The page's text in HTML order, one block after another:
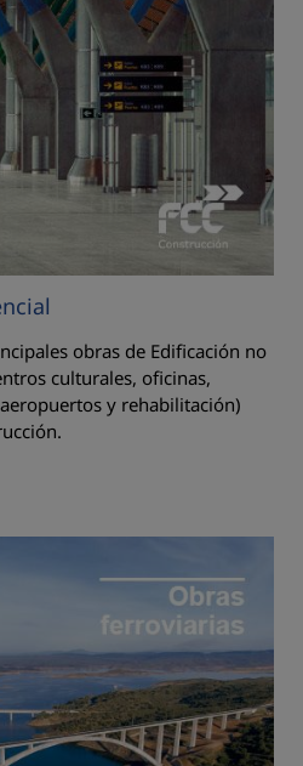
obras de Edificación no
culturales, oficinas,
y rehabilitación)